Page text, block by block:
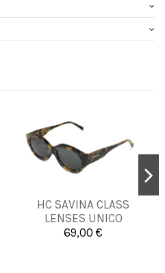
HC SAVINA CLASS
LENSES UNICO
69,00 €
UNICA
Añadir al carrito